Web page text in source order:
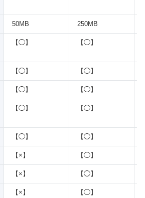
50MB 250MB
【◯】 【◯】
【◯】 【◯】
【◯】 【◯】
【◯】 【◯】
【◯】 【◯】
【×】 【◯】
【×】 【◯】
【×】 【◯】